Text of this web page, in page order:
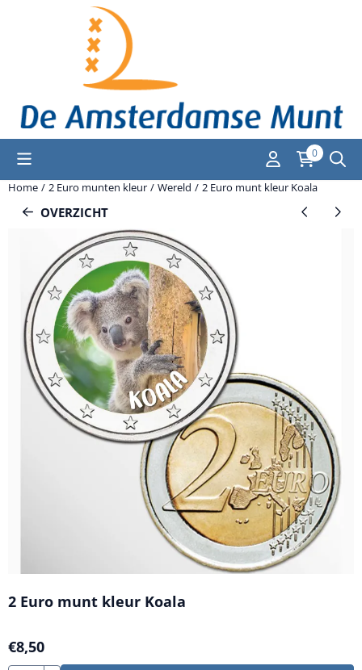
Cookievoorkeuren zijn momenteel gesloten.
0
Home / 2 Euro munten kleur / Wereld / 2 Euro munt kleur Koala
OVERZICHT
2 Euro munt kleur Koala
€8,50